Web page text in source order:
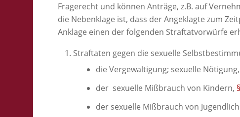
Fragerecht und können Anträge, z.B. auf
die Nebenklage ist, dass der Angeklagte zum
Anklage einen der folgenden Straftatvorwürfe
Straftaten gegen die sexuelle
die Vergewaltigung; sexuelle Nötigung,
der sexuelle Mißbrauch von Kindern,
der sexuelle Mißbrauch von